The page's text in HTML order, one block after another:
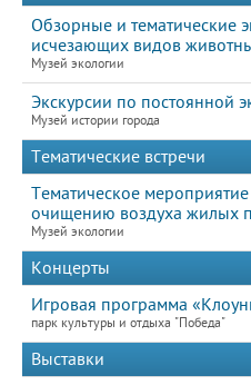
Обзорные и тематические
исчезающих видов
Музей экологии
Экскурсии по постоянной
Музей истории города
Тематические встречи
Тематическое
очищению воздуха жилых
Музей экологии
Концерты
Игровая программа
парк культуры и отдыха "Победа"
Выставки